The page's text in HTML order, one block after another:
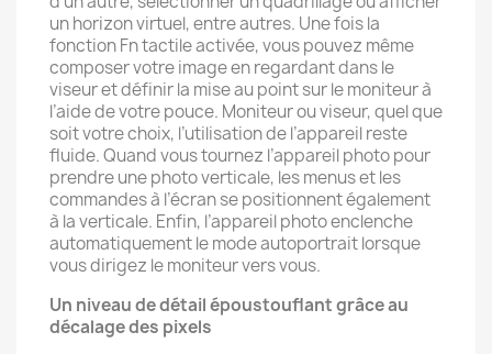
un horizon virtuel, entre autres. Une fois la
fonction Fn tactile activée, vous pouvez même
composer votre image en regardant dans le
viseur et définir la mise au point sur le moniteur à
l’aide de votre pouce. Moniteur ou viseur, quel que
soit votre choix, l’utilisation de l’appareil reste
fluide. Quand vous tournez l’appareil photo pour
prendre une photo verticale, les menus et les
commandes à l’écran se positionnent également
à la verticale. Enfin, l’appareil photo enclenche
automatiquement le mode autoportrait lorsque
vous dirigez le moniteur vers vous.
Un niveau de détail époustouflant grâce au
décalage des pixels